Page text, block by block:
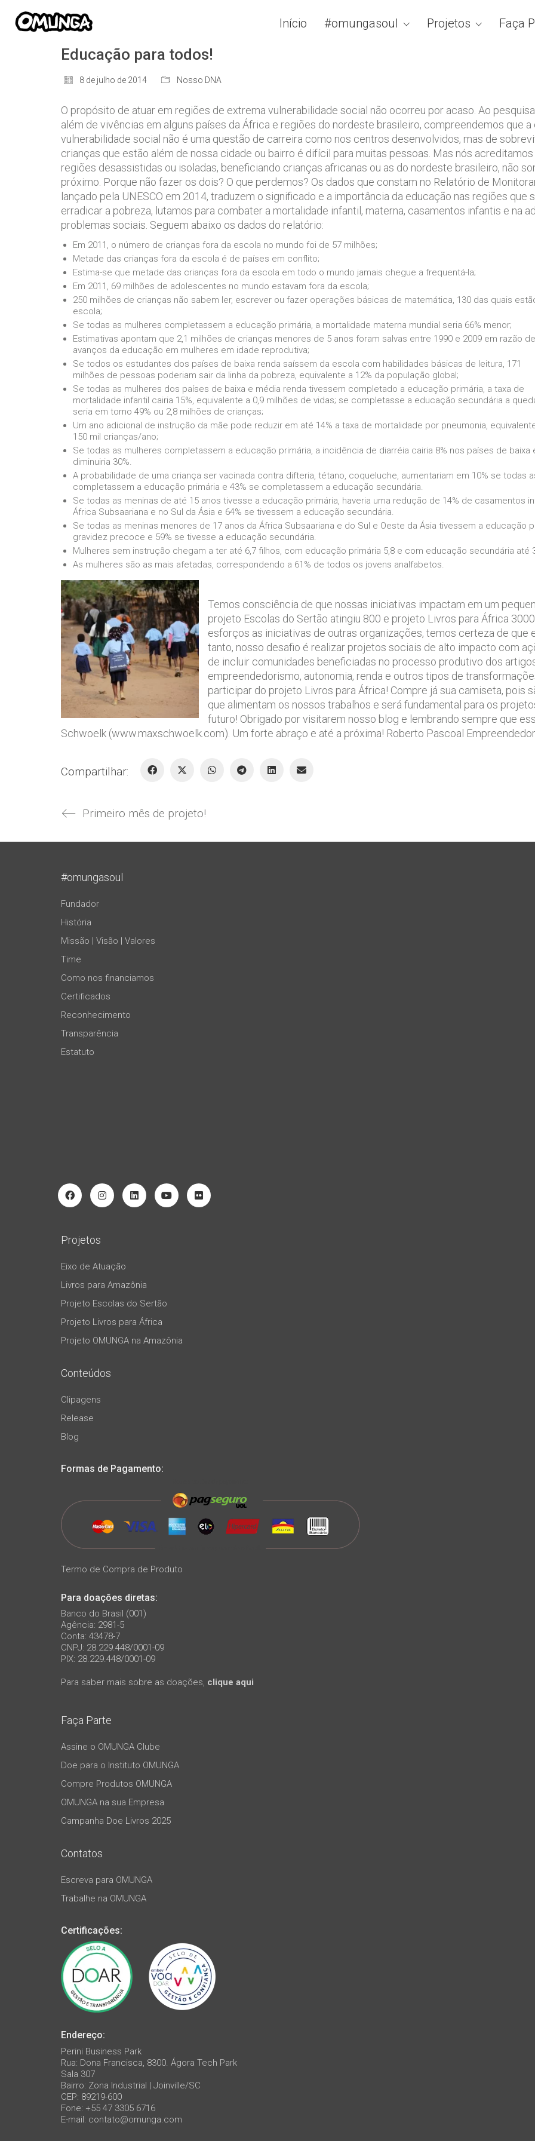
Início #omungasoul Projetos Faça
Educação para todos!
8 de julho de 2014 Nosso DNA
O propósito de atuar em regiões de extrema vulnerabilidade social não ocorreu por acaso. Ao
além de vivências em alguns países da África e regiões do nordeste brasileiro, compreendemos que
vulnerabilidade social não é uma questão de carreira como nos centros desenvolvidos, mas de
crianças que estão além de nossa cidade ou bairro é difícil para muitas pessoas. Mas nós
regiões desassistidas ou isoladas, beneficiando crianças africanas ou as do nordeste brasileiro, não
próximo. Porque não fazer os dois? O que perdemos? Os dados que constam no Relatório de
lançado pela UNESCO em 2014, traduzem o significado e a importância da educação nas regiões que
erradicar a pobreza, lutamos para combater a mortalidade infantil, materna, casamentos infantis e na
problemas sociais. Seguem abaixo os dados do relatório:
Em 2011, o número de crianças fora da escola no mundo foi de 57 milhões;
Metade das crianças fora da escola é de países em conflito;
Estima-se que metade das crianças fora da escola em todo o mundo jamais chegue a frequentá-la;
Em 2011, 69 milhões de adolescentes no mundo estavam fora da escola;
250 milhões de crianças não sabem ler, escrever ou fazer operações básicas de matemática, 130 das quais
escola;
Se todas as mulheres completassem a educação primária, a mortalidade materna mundial seria 66% menor;
Estimativas apontam que 2,1 milhões de crianças menores de 5 anos foram salvas entre 1990 e 2009 em razão de
avanços da educação em mulheres em idade reprodutiva;
Se todos os estudantes dos países de baixa renda saíssem da escola com habilidades básicas de leitura, 171
milhões de pessoas poderiam sair da linha da pobreza, equivalente a 12% da população global;
Se todas as mulheres dos países de baixa e média renda tivessem completado a educação primária, a taxa de
mortalidade infantil cairia 15%, equivalente a 0,9 milhões de vidas; se completasse a educação secundária a
seria em torno 49% ou 2,8 milhões de crianças;
Um ano adicional de instrução da mãe pode reduzir em até 14% a taxa de mortalidade por pneumonia,
150 mil crianças/ano;
Se todas as mulheres completassem a educação primária, a incidência de diarréia cairia 8% nos países de baixa
diminuiria 30%.
A probabilidade de uma criança ser vacinada contra difteria, tétano, coqueluche, aumentariam em 10% se todas
completassem a educação primária e 43% se completassem a educação secundária.
Se todas as meninas de até 15 anos tivesse a educação primária, haveria uma redução de 14% de casamentos
África Subsaariana e no Sul da Ásia e 64% se tivessem a educação secundária.
Se todas as meninas menores de 17 anos da África Subsaariana e do Sul e Oeste da Ásia tivessem a educação
gravidez precoce e 59% se tivesse a educação secundária.
Mulheres sem instrução chegam a ter até 6,7 filhos, com educação primária 5,8 e com educação secundária até
As mulheres são as mais afetadas, correspondendo a 61% de todos os jovens analfabetos.
Temos consciência de que nossas iniciativas impactam em um
projeto Escolas do Sertão atingiu 800 e projeto Livros para África
esforços as iniciativas de outras organizações, temos certeza de que
tanto, nosso desafio é realizar projetos sociais de alto impacto com
de incluir comunidades beneficiadas no processo produtivo dos
empreendedorismo, autonomia, renda e outros tipos de
participar do projeto Livros para África! Compre já sua camiseta, pois
que alimentam os nossos trabalhos e será fundamental para os
futuro! Obrigado por visitarem nosso blog e lembrando sempre que
Schwoelk (www.maxschwoelk.com). Um forte abraço e até a próxima! Roberto Pascoal
Compartilhar:
Primeiro mês de projeto!
#omungasoul
Fundador
História
Missão | Visão | Valores
Time
Como nos financiamos
Certificados
Reconhecimento
Transparência
Estatuto
Projetos
Eixo de Atuação
Livros para Amazônia
Projeto Escolas do Sertão
Projeto Livros para África
Projeto OMUNGA na Amazônia
Conteúdos
Clipagens
Release
Blog
Formas de Pagamento:
Termo de Compra de Produto
Para doações diretas:
Banco do Brasil (001)
Agência: 2981-5
Conta: 43478-7
CNPJ: 28.229.448/0001-09
PIX: 28.229.448/0001-09
Para saber mais sobre as doações, clique aqui
Faça Parte
Assine o OMUNGA Clube
Doe para o Instituto OMUNGA
Compre Produtos OMUNGA
OMUNGA na sua Empresa
Campanha Doe Livros 2025
Contatos
Escreva para OMUNGA
Trabalhe na OMUNGA
Certificações:
Endereço:
Perini Business Park
Rua: Dona Francisca, 8300. Ágora Tech Park
Sala 307
Bairro: Zona Industrial | Joinville/SC
CEP: 89219-600
Fone: +55 47 3305 6716
E-mail: contato@omunga.com